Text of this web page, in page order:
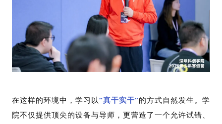
在这样的环境中，学习以“真干实干”的方式自然发生。学
院不仅提供顶尖的设备与导师，更营造了一个允许试错、